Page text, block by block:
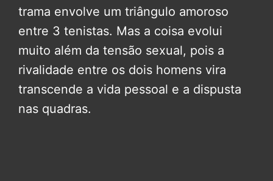
trama envolve um triângulo amoroso
entre 3 tenistas. Mas a coisa evolui
muito além da tensão sexual, pois a
rivalidade entre os dois homens vira
transcende a vida pessoal e a dispusta
nas quadras.